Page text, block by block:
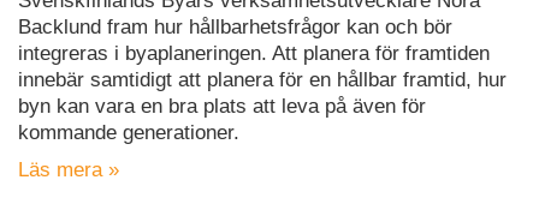
Backlund fram hur hållbarhetsfrågor kan och bör
integreras i byaplaneringen. Att planera för framtiden
innebär samtidigt att planera för en hållbar framtid, hur
byn kan vara en bra plats att leva på även för
kommande generationer.
Läs mera »